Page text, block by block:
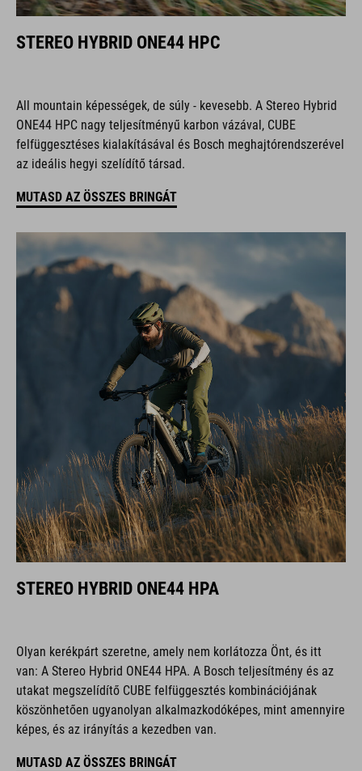
STEREO HYBRID ONE44 HPC
All mountain képességek, de súly - kevesebb. A Stereo Hybrid
ONE44 HPC nagy teljesítményű karbon vázával, CUBE
felfüggesztéses kialakításával és Bosch meghajtórendszerével
az ideális hegyi szelídítő társad.
MUTASD AZ ÖSSZES BRINGÁT
STEREO HYBRID ONE44 HPA
Olyan kerékpárt szeretne, amely nem korlátozza Önt, és itt
van: A Stereo Hybrid ONE44 HPA. A Bosch teljesítmény és az
utakat megszelídítő CUBE felfüggesztés kombinációjának
köszönhetően ugyanolyan alkalmazkodóképes, mint amennyire
képes, és az irányítás a kezedben van.
MUTASD AZ ÖSSZES BRINGÁT